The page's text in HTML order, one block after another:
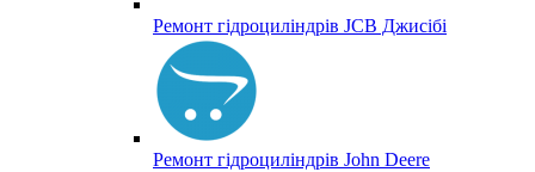
Ремонт гідроциліндрів JCB Джисібі
Ремонт гідроциліндрів John Deere